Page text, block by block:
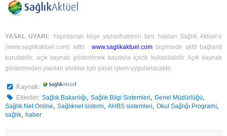
YASAL UYARI: Yayınlanan köşe yazısı/haberin tüm hakları Sağlık Aktüel’e
(www.saglikaktuel.com) aittir. www.saglikaktuel.com biçiminde aktif bağlantı
kurulabilir, açık kaynak gösterilmek kaydıyla içerik kullanılabilir. Açık kaynak
göstermeden yapılan alıntılar için yasal işlem uygulanacaktır.
Kaynak:
Etiketler: Sağlık Bakanlığı,Sağlık Bilgi Sistemleri,Genel Müdürlüğü,
Sağlık.Net Online, Sağlıknet sistemi, AHBS sistemleri, Okul Sağlığı Programı,
sağlık, haber